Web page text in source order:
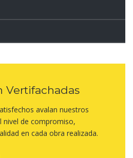
Vertifachadas
avalan nuestros
de compromiso,
en cada obra realizada.